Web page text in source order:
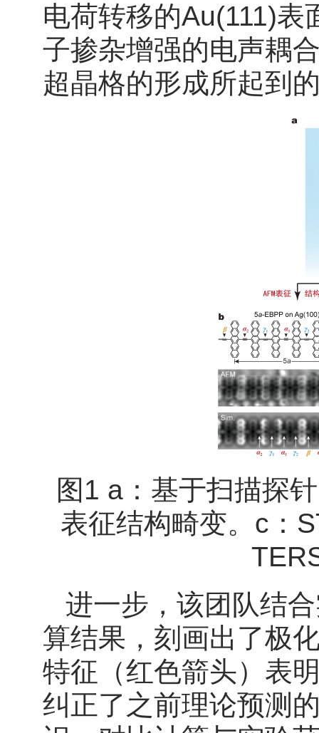
电荷转移的Au(111)
子掺杂增强的电声耦
超晶格的形成所起到
图1 a：基于扫描探
表征结构畸变。c：
进一步，该团队结
算结果，刻画出了极
特征（红色箭头）表
纠正了之前理论预测